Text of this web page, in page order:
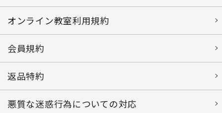
オンライン教室利用規約
会員規約
返品特約
悪質な迷惑行為についての対応